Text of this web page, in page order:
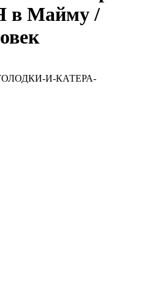
в Майму /
И-КАТЕРА-